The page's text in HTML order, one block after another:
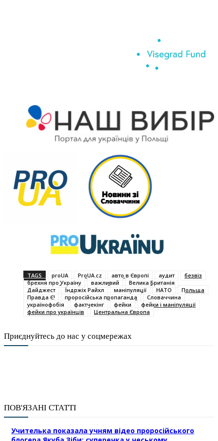
TAGS proUA ProUA.cz авто в Європі аудит
безвіз
брехня про Україну
важливий
Велика Британія
Дайджест
Їндржіх Райхл маніпуляції НАТО
Польща
Правда Є!
проросійська пропаганда
Словаччина
українофобія
фактчекінг фейки
фейки і маніпуляції
фейки про українців
Центральна Європа
Приєднуйтесь до нас у соцмережах
ПОВ'ЯЗАНІ СТАТТІ
Учителька показала учням відео проросійського